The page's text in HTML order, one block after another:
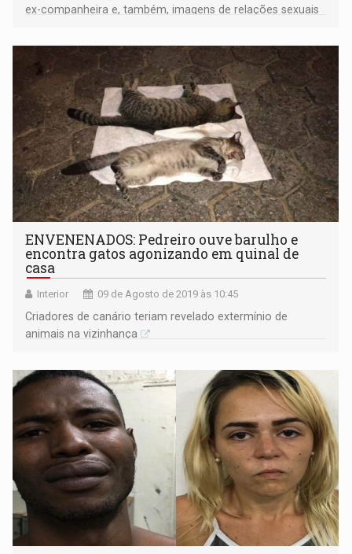
ex-companheira e, também, imagens de relações sexuais
ENVENENADOS: Pedreiro ouve barulho e
encontra gatos agonizando em quinal de
casa
Interior 09 de Agosto de 2019 às 10:45
Criadores de canário teriam revelado extermínio de
animais na vizinhança